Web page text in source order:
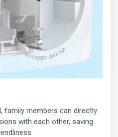
family members can directly
with each other, saving